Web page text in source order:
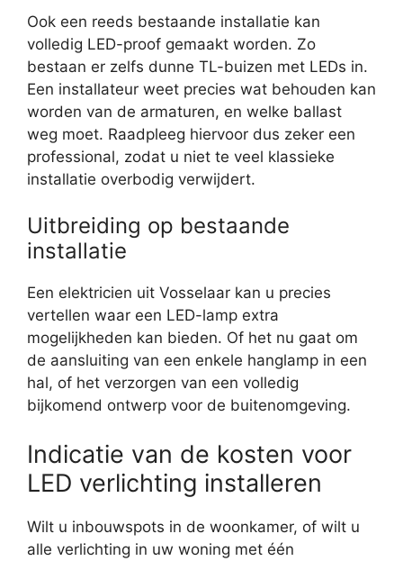
Ook een reeds bestaande installatie kan
volledig LED-proof gemaakt worden. Zo
bestaan er zelfs dunne TL-buizen met LEDs in.
Een installateur weet precies wat behouden kan
worden van de armaturen, en welke ballast
weg moet. Raadpleeg hiervoor dus zeker een
professional, zodat u niet te veel klassieke
installatie overbodig verwijdert.
Uitbreiding op bestaande
installatie
Een elektricien uit Vosselaar kan u precies
vertellen waar een LED-lamp extra
mogelijkheden kan bieden. Of het nu gaat om
de aansluiting van een enkele hanglamp in een
hal, of het verzorgen van een volledig
bijkomend ontwerp voor de buitenomgeving.
Indicatie van de kosten voor
LED verlichting installeren
Wilt u inbouwspots in de woonkamer, of wilt u
alle verlichting in uw woning met één